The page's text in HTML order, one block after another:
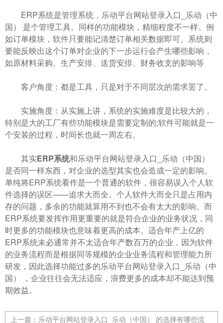
ERP系统是管理系统，乐动平台网站登录入口_乐动（中
国） 是个管理工具。同样的功能模块，精细程度不一样。例
如订单模块，软件只要能记清楚订单相关数据即可。系统则
要能反映出这个订单对企业的下一步运行会产生哪些影响，
如原材料采购、生产安排、送货安排、财务收支的影响等
客户角度：都是工具，只是对于不同层次的需求罢了。
实施角度：从实施上讲，系统的实施难度是比较大的，
特别是大的工厂有些功能模块是需要定制的;软件可能就是一
个安装的过程，时间长也就一周左右。
其实ERP系统和乐动平台网站登录入口_乐动（中国）
是否同一样东西，对企业的选型其实也会造成一定的影响。
单纯将ERP系统看作是一个普通的软件，很容易误入个人软
件选择的误区——追求大而全。个人软件大而全只是占用内
存的问题，多余的功能就算用不到也不会有太大的影响。而
ERP系统要发挥作用更重要的就是符合企业的业务状况，同
时更多的功能模块也意味着更高的成本。适合年产上亿的
ERP系统未必通常并不太适合年产数百万的企业，因为软件
的业务流程而是根据同等规模的企业业务流程和管理能力所
研发，因此选择功能过多的乐动平台网站登录入口_乐动（中
国） ，企业往往会无法适应，浪费更多的成本却不能达到预
期效益。
上一篇： 乐动平台网站登录入口_乐动（中国） 的选择有哪些流